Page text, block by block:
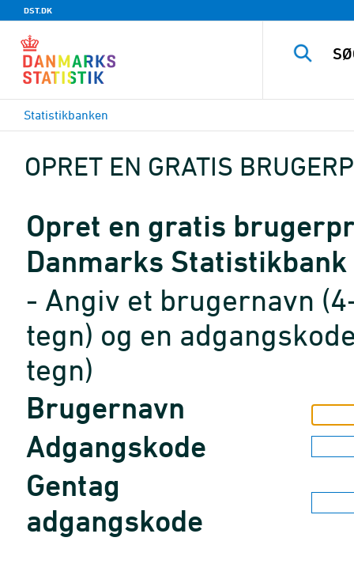
DST.DK
Statistikbanken
OPRET EN GRATIS
Opret en gratis
Danmarks Statistikbank
- Angiv et brugernavn
tegn) og en
tegn)
Brugernavn
Adgangskode
Gentag
adgangskode